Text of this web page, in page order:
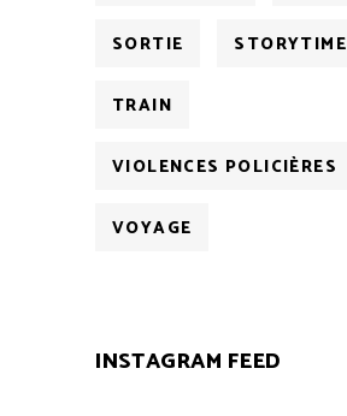
SORTIE STORYTIME
TRAIN
VIOLENCES POLICIÈRES
VOYAGE
INSTAGRAM FEED